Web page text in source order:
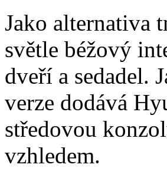
Jako alternativa
světle béžový
dveří a sedadel.
verze dodává
středovou
vzhledem.